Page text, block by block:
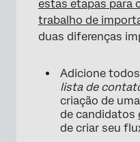
estas etapas para
trabalho de
duas diferenças
Adicione
lista de
criação de uma
de candidatos
de criar seu